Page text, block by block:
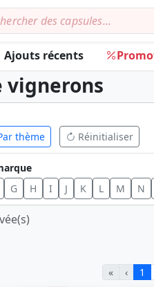
Ajouts récents
vignerons
thème Réinitialiser
G H I J K L M N
« ‹ 1